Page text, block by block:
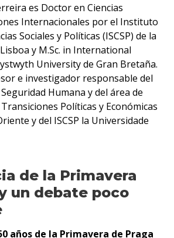
es Doctor en Ciencias
Internacionales por el Instituto
Sociales y Políticas (ISCSP) de la
y M.Sc. in International
University de Gran Bretaña.
e investigador responsable del
Humana y del área de
Políticas y Económicas
y del ISCSP la Universidade
de la Primavera
un debate poco
años de la Primavera de Praga